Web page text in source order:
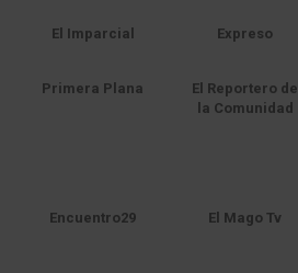
El Imparcial Expreso
Primera Plana
El Reportero de
la Comunidad
Encuentro29 El Mago Tv